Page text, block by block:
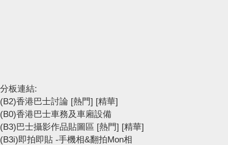
分板連結:
(B2)香港巴士討論 [熱門] [精華]
(B0)香港巴士車務及車廂設備
(B3)巴士攝影作品貼圖區 [熱門] [精華]
(B3i)即拍即貼 -手機相&翻拍Mon相